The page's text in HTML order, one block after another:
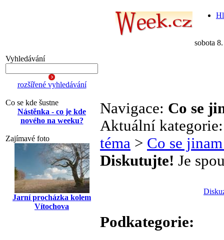
sobota
Vyhledávání
rozšířené vyhledávání
Co se kde šustne
Nástěnka - co je kde
nového na weeku?
Zajímavé foto
Jarní procházka kolem
Vítochova
Navigace: Co se
Aktuální
téma > Co se
Diskutujte! Je
Podkategorie: